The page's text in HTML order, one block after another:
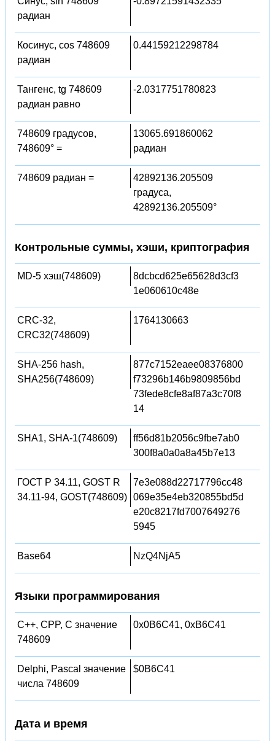
радиан
Косинус, cos 748609
радиан
0.44159212298784
Тангенс, tg 748609
радиан равно
-2.0317751780823
748609 градусов,
748609° =
13065.691860062
радиан
748609 радиан =
42892136.205509
градуса,
42892136.205509°
Контрольные суммы, хэши, криптография
MD-5 хэш(748609)
8dcbcd625e65628d3cf3
1e060610c48e
CRC-32,
CRC32(748609)
1764130663
SHA-256 hash,
SHA256(748609)
877c7152eaee08376800
f73296b146b9809856bd
73fede8cfe8af87a3c70f8
14
SHA1, SHA-1(748609)
ff56d81b2056c9fbe7ab0
300f8a0a0a8a45b7e13
ГОСТ Р 34.11, GOST R
34.11-94, GOST(748609)
7e3e088d22717796cc48
069e35e4eb320855bd5d
e20c8217fd7007649276
5945
Base64 NzQ4NjA5
Языки программирования
C++, CPP, C значение
748609
0x0B6C41, 0xB6C41
Delphi, Pascal значение
числа 748609
$0B6C41
Дата и время